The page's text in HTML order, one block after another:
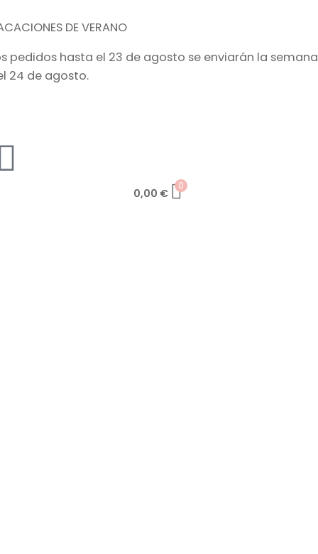
DE VERANO
pedidos hasta el 23 de agosto se enviarán la semana
24 de agosto.
0,00 €
0